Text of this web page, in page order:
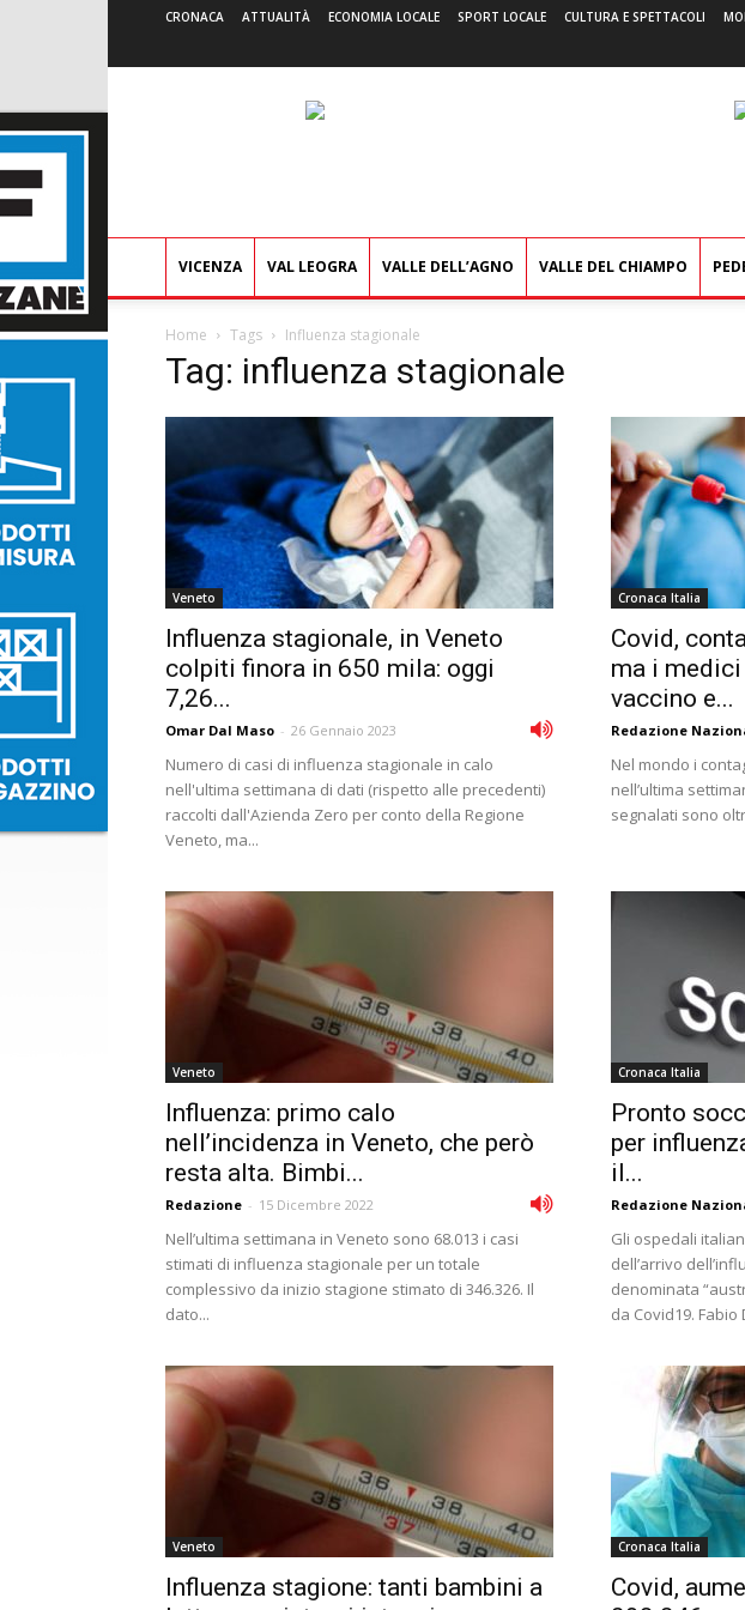
CRONACA ATTUALITÀ ECONOMIA LOCALE SPORT LOCALE CULTURA E SPETTACOLI
VICENZA VAL LEOGRA VALLE DELL’AGNO VALLE DEL CHIAMPO
Home Tags Influenza stagionale
Tag: influenza stagionale
Veneto
Influenza stagionale, in Veneto
colpiti finora in 650 mila: oggi
7,26...
Omar Dal Maso - 26 Gennaio 2023
Numero di casi di influenza stagionale in calo
nell'ultima settimana di dati (rispetto alle precedenti)
raccolti dall'Azienda Zero per conto della Regione
Veneto, ma...
Cronaca Italia
Covid,
ma i
vaccino e...
Redazione
Nel mondo i
nell’ultima
segnalati sono
Veneto
Influenza: primo calo
nell’incidenza in Veneto, che però
resta alta. Bimbi...
Redazione - 15 Dicembre 2022
Nell’ultima settimana in Veneto sono 68.013 i casi
stimati di influenza stagionale per un totale
complessivo da inizio stagione stimato di 346.326. Il
dato...
Cronaca Italia
Pronto
per
il...
Redazione
Gli ospedali
dell’arrivo
denominata
da Covid19. Fabio
Veneto
Influenza stagione: tanti bambini a
Cronaca Italia
Covid,